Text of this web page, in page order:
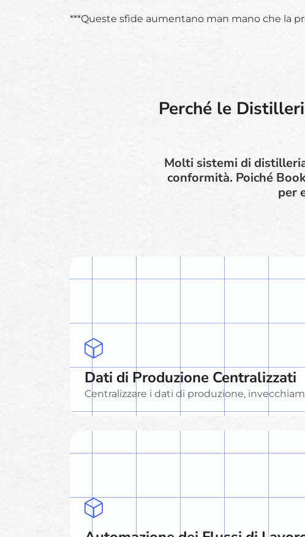
***Queste sfide aumentano man mano che la
Perché le
Molti sistemi di
conformità. Poiché
per
Dati di Produzione Centralizzati
Centralizzare i dati di produzione,